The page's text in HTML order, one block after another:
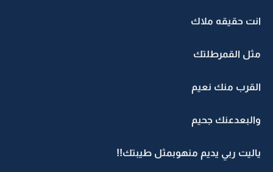
انت حقيقه ملاك
مثل القمرطلتك
القرب منك نعيم
والبعدعنك جحيم
ياليت ربي يديم منهوبمثل طيبتك!!